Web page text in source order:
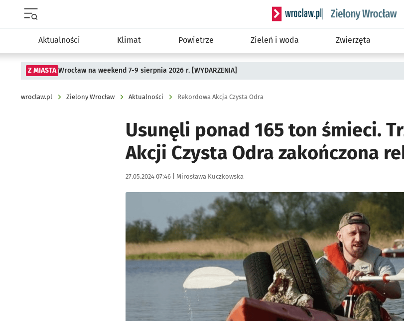
Serwis informacyjny wroclaw.pl
Aktualności Klimat Powietrze Zieleń i woda Zwierzęta
Z MIASTA Wrocław na weekend 7-9 sierpnia 2026 r. [WYDARZENIA]
wroclaw.pl Zielony Wrocław Aktualności Rekordowa Akcja Czysta Odra
Usunęli ponad 165 ton śmieci.
Akcji Czysta Odra zakończona
Data publikacji:
27.05.2024 07:46 | Autor:
Mirosława Kuczkowska
Kliknij, aby zobaczyć galerię